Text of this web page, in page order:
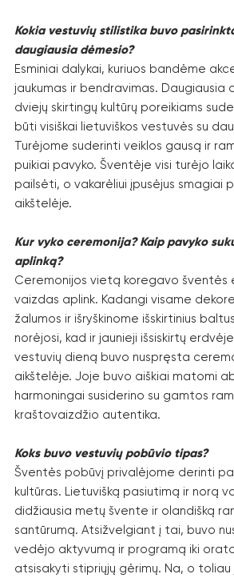
Kokia vestuvių stilistika buvo
daugiausia dėmesio?
Esminiai dalykai, kuriuos bandėme
jaukumas ir bendravimas. Daugiausia
dviejų skirtingų kultūrų poreikiams
būti visiškai lietuviškos vestuvės su
Turėjome suderinti veiklos gausą ir
puikiai pavyko. Šventėje visi turėjo
pailsėti, o vakarėliui įpusėjus smagiai
aikštelėje.
Kur vyko ceremonija? Kaip pavyko
aplinką?
Ceremonijos vietą koregavo šventės
vaizdas aplink. Kadangi visame
žalumos ir išryškinome išskirtinius
norėjosi, kad ir jaunieji išsiskirtų
vestuvių dieną buvo nuspręsta
aikštelėje. Joje buvo aiškiai matomi
harmoningai susiderino su gamtos
kraštovaizdžio autentika.
Koks buvo vestuvių pobūvio tipas?
Šventės pobūvį privalėjome derinti
kultūras. Lietuvišką pasiutimą ir norą
didžiausia metų švente ir olandišką
santūrumą. Atsižvelgiant į tai, buvo
vedėjo aktyvumą ir programą iki
atsisakyti stipriųjų gėrimų. Na, o